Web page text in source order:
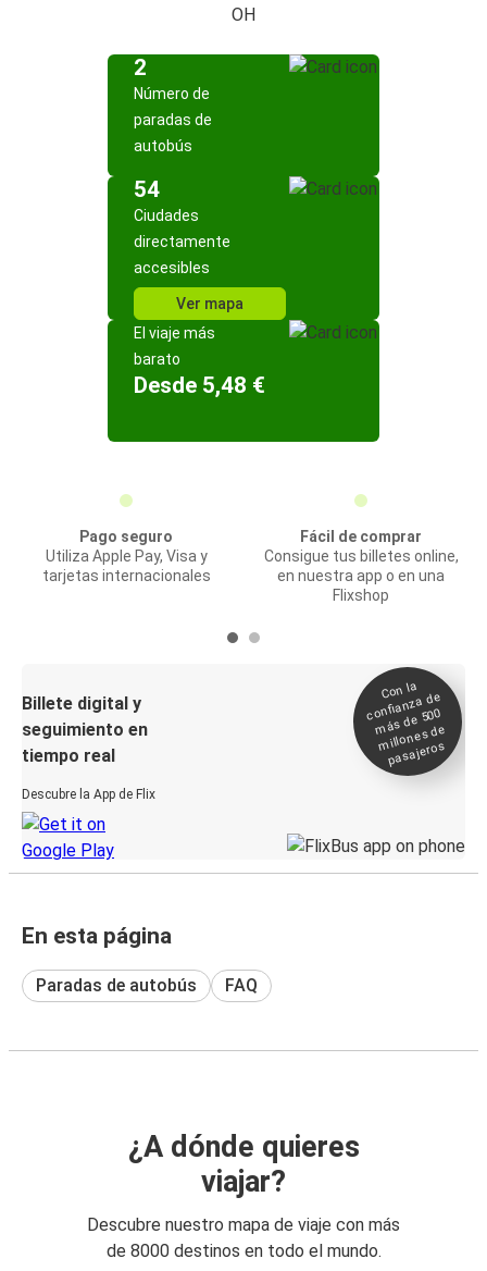
OH
2
Número de
paradas de
autobús
54
Ciudades
directamente
accesibles
Ver mapa
El viaje más
barato
Desde 5,48 €
Pago seguro
Utiliza Apple Pay, Visa y
tarjetas internacionales
Fácil de comprar
Consigue tus billetes online,
en nuestra app o en una
Flixshop
Billete digital y
seguimiento en
tiempo real
Descubre la App de Flix
Con la
confianza de
más de 500
millones de
pasajeros
En esta página
Paradas de autobús FAQ
¿A dónde quieres
viajar?
Descubre nuestro mapa de viaje con más
de 8000 destinos en todo el mundo.